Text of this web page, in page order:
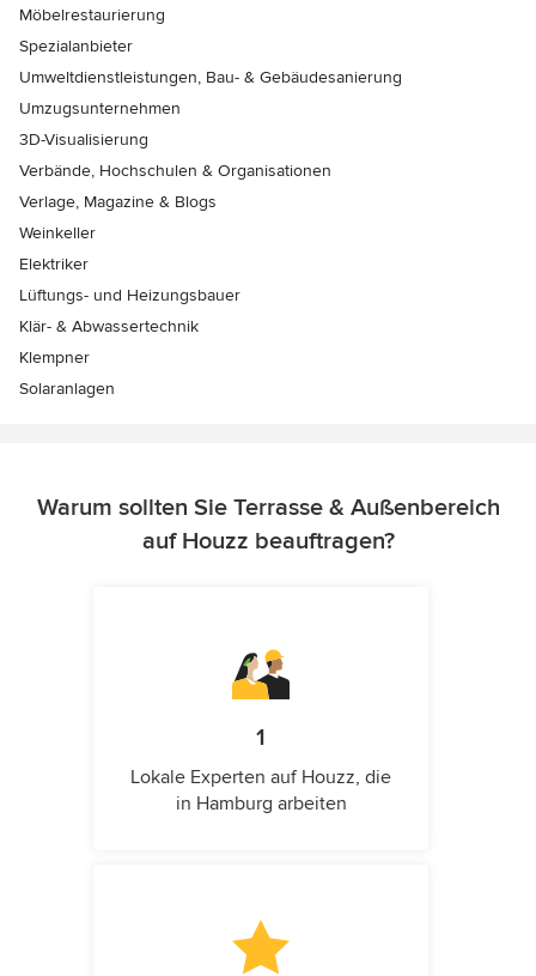
Möbelrestaurierung
Spezialanbieter
Umweltdienstleistungen, Bau- & Gebäudesanierung
Umzugsunternehmen
3D-Visualisierung
Verbände, Hochschulen & Organisationen
Verlage, Magazine & Blogs
Weinkeller
Elektriker
Lüftungs- und Heizungsbauer
Klär- & Abwassertechnik
Klempner
Solaranlagen
Warum sollten Sie Terrasse & Außenbereich
auf Houzz beauftragen?
1
Lokale Experten auf Houzz, die
in Hamburg arbeiten